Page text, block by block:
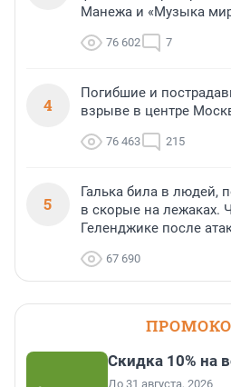
Манежа и «Музыка
76 602 7
4
Погибшие и
взрыве в центре
76 463 215
5
Галька била в людей,
в скорые на лежаках.
Геленджике после
67 690
Скидка 10% на
До 31 августа, 2026